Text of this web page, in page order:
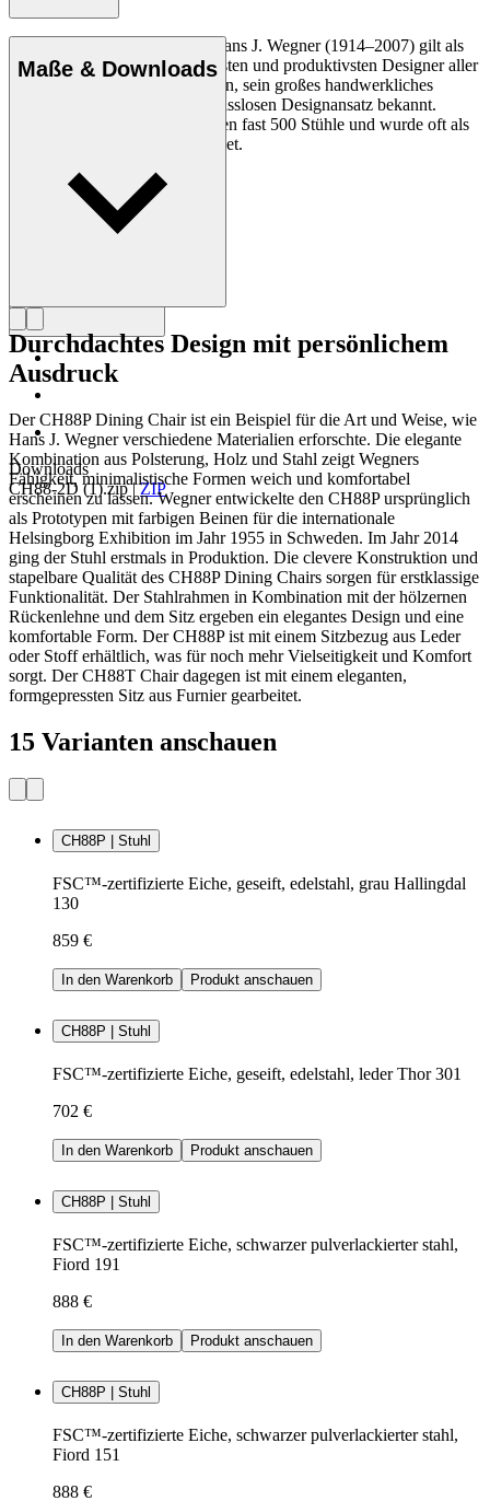
Der dänische Möbeldesigner Hans J. Wegner (1914–2007) gilt als
einer der kreativsten, innovativsten und produktivsten Designer aller
Zeiten und ist für seine Präzision, sein großes handwerkliches
Geschick und seinen kompromisslosen Designansatz bekannt.
Wegner entwarf in seinem Leben fast 500 Stühle und wurde oft als
der Meister des Stuhls bezeichnet.
Profil Hans J. Wegner
Maße & Downloads
Downloads
CH88-2D (1).zip|ZIP
Durchdachtes Design mit persönlichem
Ausdruck
Der CH88P Dining Chair ist ein Beispiel für die Art und Weise, wie
Hans J. Wegner verschiedene Materialien erforschte. Die elegante
Kombination aus Polsterung, Holz und Stahl zeigt Wegners
Fähigkeit, minimalistische Formen weich und komfortabel
erscheinen zu lassen. Wegner entwickelte den CH88P ursprünglich
als Prototypen mit farbigen Beinen für die internationale
Helsingborg Exhibition im Jahr 1955 in Schweden. Im Jahr 2014
ging der Stuhl erstmals in Produktion. Die clevere Konstruktion und
stapelbare Qualität des CH88P Dining Chairs sorgen für erstklassige
Funktionalität. Der Stahlrahmen in Kombination mit der hölzernen
Rückenlehne und dem Sitz ergeben ein elegantes Design und eine
komfortable Form. Der CH88P ist mit einem Sitzbezug aus Leder
oder Stoff erhältlich, was für noch mehr Vielseitigkeit und Komfort
sorgt. Der CH88T Chair dagegen ist mit einem eleganten,
formgepressten Sitz aus Furnier gearbeitet.
15 Varianten anschauen
CH88P | Stuhl
FSC™-zertifizierte Eiche, geseift, edelstahl, grau Hallingdal
130
859 €
In den Warenkorb Produkt anschauen
CH88P | Stuhl
FSC™-zertifizierte Eiche, geseift, edelstahl, leder Thor 301
702 €
In den Warenkorb Produkt anschauen
CH88P | Stuhl
FSC™-zertifizierte Eiche, schwarzer pulverlackierter stahl,
Fiord 191
888 €
In den Warenkorb Produkt anschauen
CH88P | Stuhl
FSC™-zertifizierte Eiche, schwarzer pulverlackierter stahl,
Fiord 151
888 €